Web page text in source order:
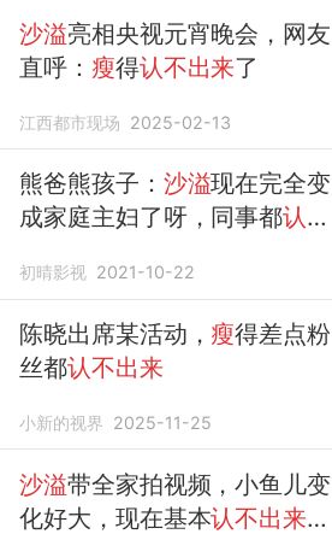
沙溢亮相央视元宵晚会，网友
直呼： 瘦得认不出来了
江西都市现场 2025-02-13
熊爸熊孩子： 沙溢现在完全变
成家庭主妇了呀，同事都认不
初晴影视 2021-10-22
陈晓出席某活动， 瘦得差点粉
丝都认不出来
小新的视界 2025-11-25
沙溢带全家拍视频，小鱼儿变
化好大，现在基本认不出来